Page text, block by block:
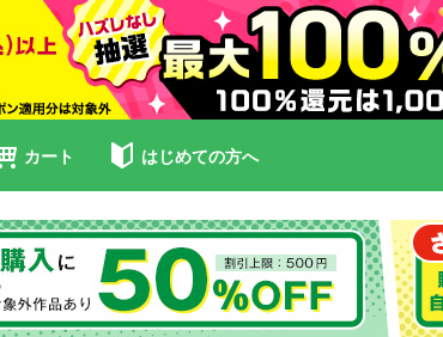
カート はじめての方へ